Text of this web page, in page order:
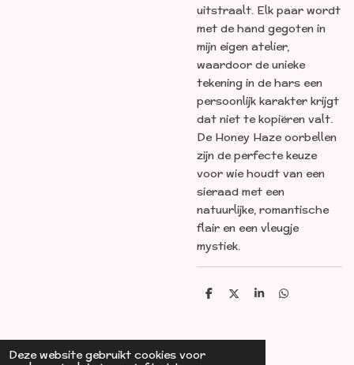
Deze website gebruikt cookies voor
uitstraalt. Elk paar wordt
met de hand gegoten in
mijn eigen atelier,
waardoor de unieke
tekening in de hars een
persoonlijk karakter krijgt
dat niet te kopiëren valt.
De Honey Haze oorbellen
zijn de perfecte keuze
voor wie houdt van een
sieraad met een
natuurlijke, romantische
flair en een vleugje
mystiek.
D
n
D
S
e
D